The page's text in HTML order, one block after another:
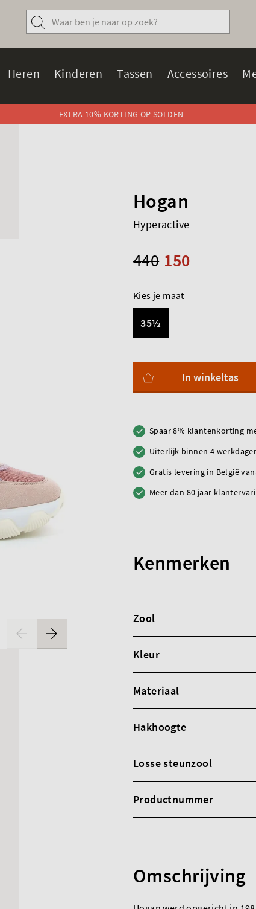
Heren Kinderen Tassen Accessoires
EXTRA 10% KORTING OP SOLDEN
Hogan
Hyperactive
150
440
Kies je maat
35½
In winkeltas
Spaar 8% klantenkorting
Uiterlijk binnen 4
Gratis levering in België
Meer dan 80 jaar
Kenmerken
Zool
Kleur
Materiaal
Hakhoogte
Losse steunzool
Productnummer
Omschrijving